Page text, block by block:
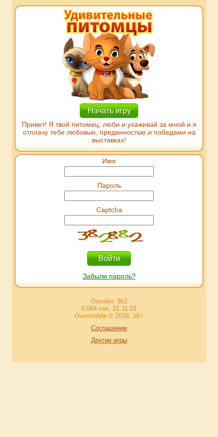
Начать игру
Привет! Я твой питомец, люби и ухаживай за мной и я
отплачу тебе любовью, преданностью и победами на
выставках!
Имя
Пароль
Captcha
Забыли пароль?
Онлайн: 962
0.004 сек, 21:31:01
Overmobile © 2026, 16+
Соглашение
Другие игры